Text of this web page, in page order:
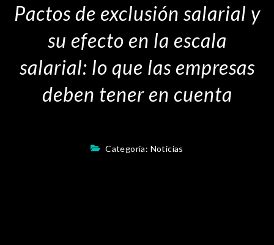
Pactos de exclusión salarial y
su efecto en la escala
salarial: lo que las empresas
deben tener en cuenta
Categoría: Noticias